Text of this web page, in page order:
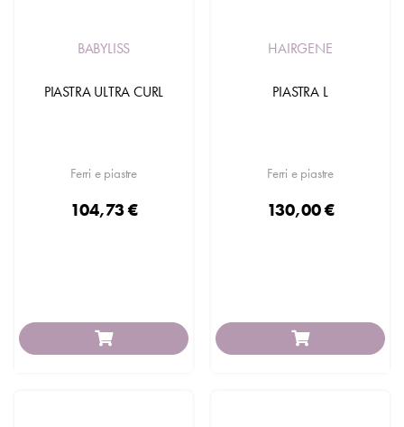
BABYLISS
PIASTRA ULTRA CURL
Ferri e piastre
104,73 €
HAIRGENE
PIASTRA L
Ferri e piastre
130,00 €